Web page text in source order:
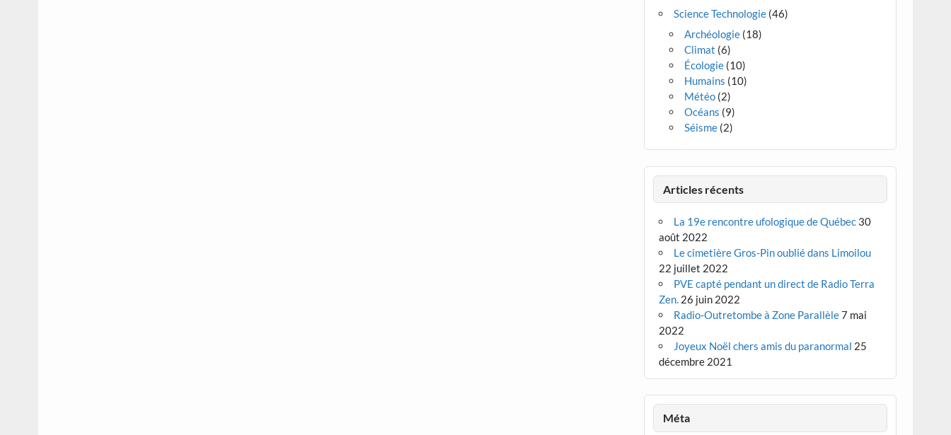
Science Technologie (46)
Archéologie (18)
Climat (6)
Écologie (10)
Humains (10)
Météo (2)
Océans (9)
Séisme (2)
Articles récents
La 19e rencontre ufologique de Québec 30
août 2022
Le cimetière Gros-Pin oublié dans Limoilou
22 juillet 2022
PVE capté pendant un direct de Radio Terra
Zen. 26 juin 2022
Radio-Outretombe à Zone Parallèle7 mai
2022
Joyeux Noël chers amis du paranormal 25
décembre 2021
Méta